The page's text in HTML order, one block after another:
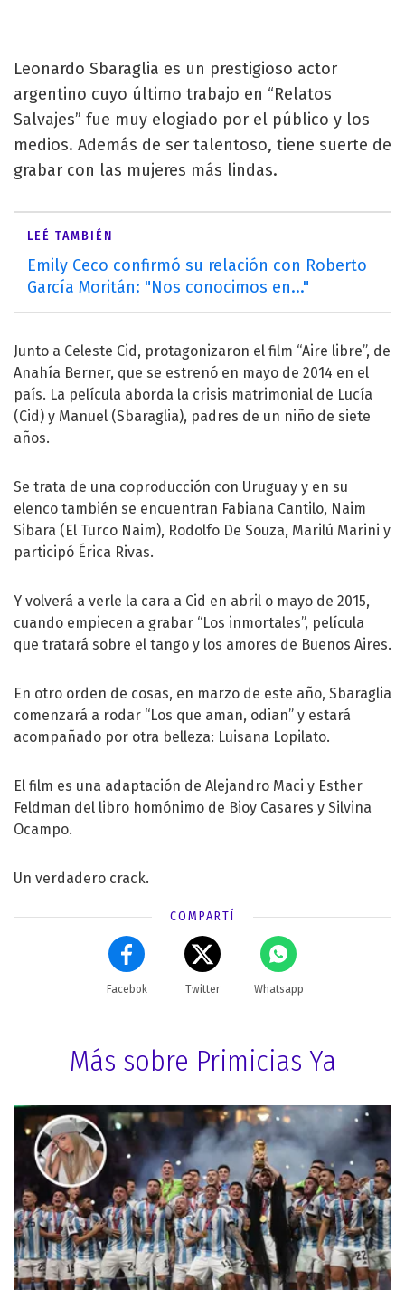
Leonardo Sbaraglia es un prestigioso actor
argentino cuyo último trabajo en “Relatos
Salvajes” fue muy elogiado por el público y los
medios. Además de ser talentoso, tiene suerte de
grabar con las mujeres más lindas.
LEÉ TAMBIÉN
Emily Ceco confirmó su relación con Roberto
García Moritán: "Nos conocimos en..."
Junto a Celeste Cid, protagonizaron el film “Aire libre”, de
Anahía Berner, que se estrenó en mayo de 2014 en el
país. La película aborda la crisis matrimonial de Lucía
(Cid) y Manuel (Sbaraglia), padres de un niño de siete
años.
Se trata de una coproducción con Uruguay y en su
elenco también se encuentran Fabiana Cantilo, Naim
Sibara (El Turco Naim), Rodolfo De Souza, Marilú Marini y
participó Érica Rivas.
Y volverá a verle la cara a Cid en abril o mayo de 2015,
cuando empiecen a grabar “Los inmortales”, película
que tratará sobre el tango y los amores de Buenos Aires.
En otro orden de cosas, en marzo de este año, Sbaraglia
comenzará a rodar “Los que aman, odian” y estará
acompañado por otra belleza: Luisana Lopilato.
El film es una adaptación de Alejandro Maci y Esther
Feldman del libro homónimo de Bioy Casares y Silvina
Ocampo.
Un verdadero crack.
COMPARTÍ
Facebok Twitter Whatsapp
Más sobre Primicias Ya